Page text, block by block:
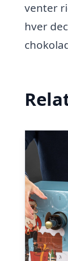
venter
hver